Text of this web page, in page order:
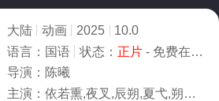
大陆 动画 2025
10.0
语言： 国语 状态： 正片- 免费在线播放
导演： 陈曦
主演： 依若熏,夜叉,辰朔,夏弋,朔小踹